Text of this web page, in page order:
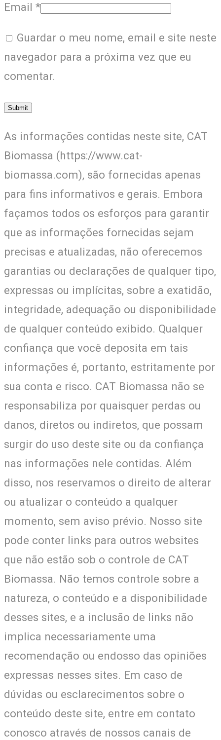
Email *
Guardar o meu nome, email e site neste
navegador para a próxima vez que eu
comentar.
As informações contidas neste site, CAT
Biomassa (https://www.cat-
biomassa.com), são fornecidas apenas
para fins informativos e gerais. Embora
façamos todos os esforços para garantir
que as informações fornecidas sejam
precisas e atualizadas, não oferecemos
garantias ou declarações de qualquer tipo,
expressas ou implícitas, sobre a exatidão,
integridade, adequação ou disponibilidade
de qualquer conteúdo exibido. Qualquer
confiança que você deposita em tais
informações é, portanto, estritamente por
sua conta e risco. CAT Biomassa não se
responsabiliza por quaisquer perdas ou
danos, diretos ou indiretos, que possam
surgir do uso deste site ou da confiança
nas informações nele contidas. Além
disso, nos reservamos o direito de alterar
ou atualizar o conteúdo a qualquer
momento, sem aviso prévio. Nosso site
pode conter links para outros websites
que não estão sob o controle de CAT
Biomassa. Não temos controle sobre a
natureza, o conteúdo e a disponibilidade
desses sites, e a inclusão de links não
implica necessariamente uma
recomendação ou endosso das opiniões
expressas nesses sites. Em caso de
dúvidas ou esclarecimentos sobre o
conteúdo deste site, entre em contato
conosco através de nossos canais de